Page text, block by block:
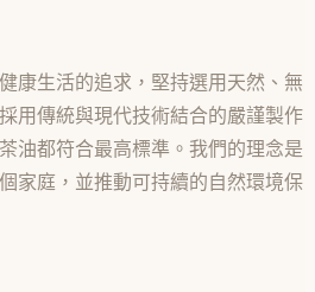
康生活的追求，堅持選用天然、無
用傳統與現代技術結合的嚴謹製作
油都符合最高標準。我們的理念是
家庭，並推動可持續的自然環境保